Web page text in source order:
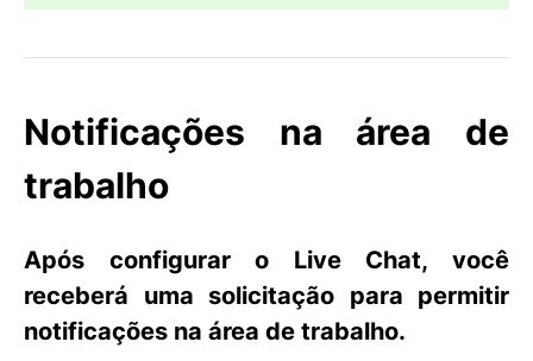
Notificações na área de
trabalho
Após configurar o Live Chat, você
receberá uma solicitação para permitir
notificações na área de trabalho.